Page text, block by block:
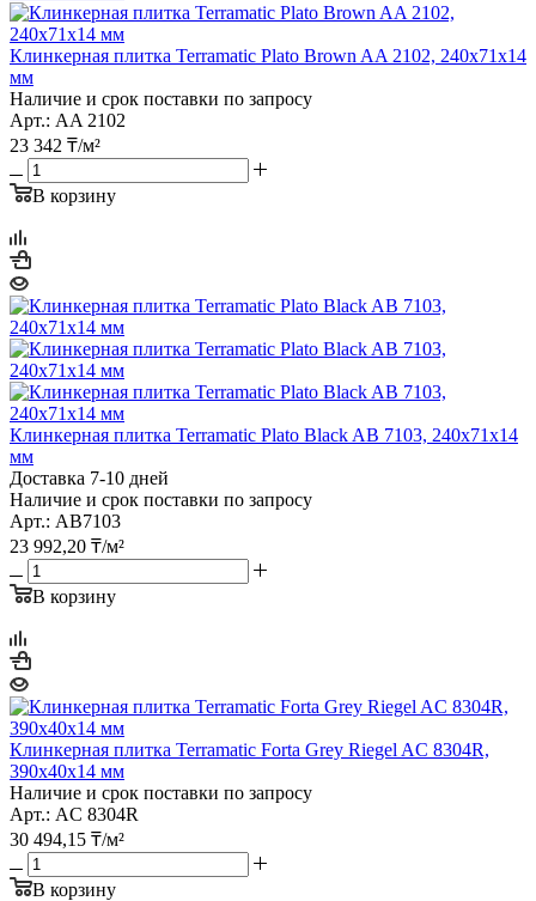
Клинкерная плитка Terramatic Plato Brown AA 2102, 240х71х14
мм
Наличие и срок поставки по запросу
Арт.: AA 2102
23 342 ₸/м²
В корзину
Клинкерная плитка Terramatic Plato Black AB 7103, 240х71х14
мм
Доставка 7-10 дней
Наличие и срок поставки по запросу
Арт.: AB7103
23 992,20 ₸/м²
В корзину
Клинкерная плитка Terramatic Forta Grey Riegel AС 8304R,
390х40х14 мм
Наличие и срок поставки по запросу
Арт.: AС 8304R
30 494,15 ₸/м²
В корзину